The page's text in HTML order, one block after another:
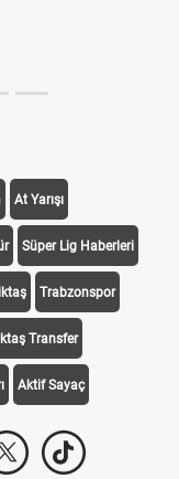
Süper Lig Haberleri
Trabzonspor
Transfer
Aktif Sayaç